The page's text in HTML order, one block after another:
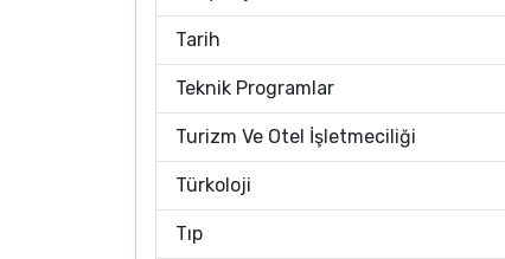
Tarih
Teknik Programlar
Turizm Ve Otel İşletmeciliği
Türkoloji
Tıp